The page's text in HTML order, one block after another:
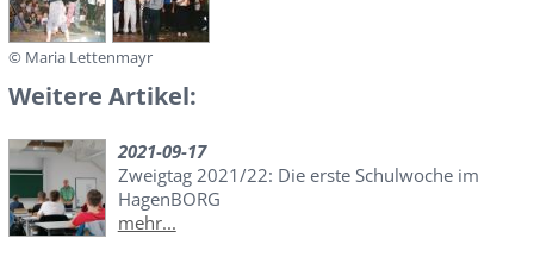
© Maria Lettenmayr
Weitere Artikel:
2021-09-17
Zweigtag 2021/22: Die erste Schulwoche im
HagenBORG
mehr...